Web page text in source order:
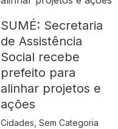
SUMÉ: Secretaria
de Assistência
Social recebe
prefeito para
alinhar projetos e
ações
Cidades ,Sem Categoria